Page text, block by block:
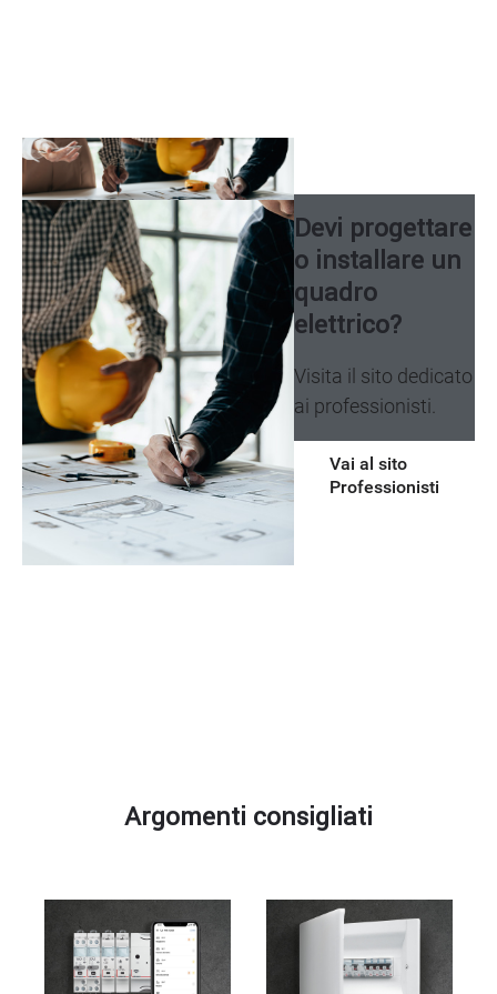
Image
Image
Devi progettare
o installare un
quadro
elettrico?
Visita il sito dedicato
ai professionisti.
Vai al sito
Professionisti
Argomenti consigliati